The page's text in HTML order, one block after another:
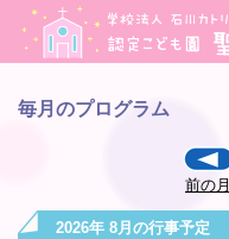
毎月のプログラム
前の月
2026年 8月の行事予定